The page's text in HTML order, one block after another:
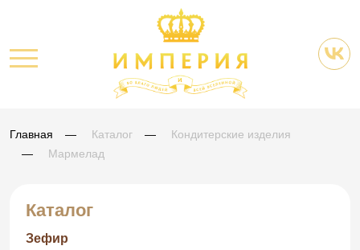
Главная Каталог
Кондитерские изделия
Мармелад
Каталог
Зефир